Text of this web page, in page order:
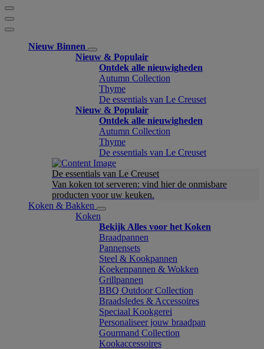
Nieuw Binnen
Nieuw & Populair
Ontdek alle nieuwigheden
Autumn Collection
Thyme
De essentials van Le Creuset
Nieuw & Populair
Ontdek alle nieuwigheden
Autumn Collection
Thyme
De essentials van Le Creuset
De essentials van Le Creuset
Van koken tot serveren: vind hier de onmisbare
producten voor uw keuken.
Koken & Bakken
Koken
Bekijk Alles voor het Koken
Braadpannen
Pannensets
Steel & Kookpannen
Koekenpannen & Wokken
Grillpannen
BBQ Outdoor Collection
Braadsledes & Accessoires
Speciaal Kookgerei
Personaliseer jouw braadpan
Gourmand Collection
Kookaccessoires